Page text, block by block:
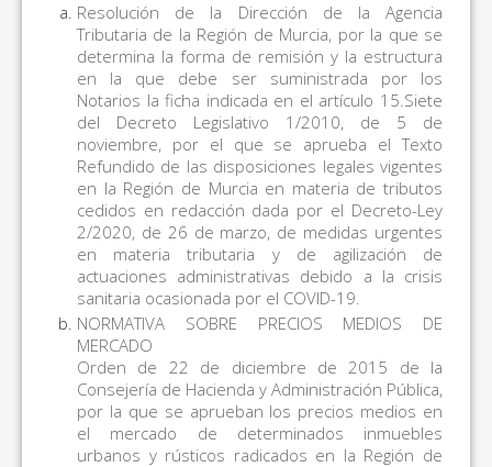
Resolución de la Dirección de la Agencia
Tributaria de la Región de Murcia, por la que se
determina la forma de remisión y la estructura
en la que debe ser suministrada por los
Notarios la ficha indicada en el artículo 15.Siete
del Decreto Legislativo 1/2010, de 5 de
noviembre, por el que se aprueba el Texto
Refundido de las disposiciones legales vigentes
en la Región de Murcia en materia de tributos
cedidos en redacción dada por el Decreto-Ley
2/2020, de 26 de marzo, de medidas urgentes
en materia tributaria y de agilización de
actuaciones administrativas debido a la crisis
sanitaria ocasionada por el COVID-19.
NORMATIVA SOBRE PRECIOS MEDIOS DE
MERCADO
Orden de 22 de diciembre de 2015 de la
Consejería de Hacienda y Administración Pública,
por la que se aprueban los precios medios en
el mercado de determinados inmuebles
urbanos y rústicos radicados en la Región de